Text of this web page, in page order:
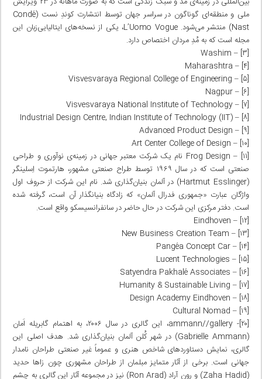
ملی و منطقه‌ای گوناگون در سراسر جهان توسط انتشارت کوندِ نست (Condé
Nast) منتشر می‌شود. L’Uomo Vogue، یکی از نسخه‌های ایتالیایی‌زبان این
مجله است که به مُدِ مردان اختصاص دارد.
[۳] – Washim
[۴] – Maharashtra
[۵] – Visvesvaraya Regional College of Engineering
[۶] – Nagpur
[۷] – Visvesvaraya National Institute of Technology
[۸] – Industrial Design Centre, Indian Institute of Technology (IIT)
[۹] – Advanced Product Design
[۱۰] – Art Center College of Design
[۱۱] – Frog Design نام یک شرکت معتبر جهانی در زمینه‌ی نوآوری و طراحی
صنعتی است که در سال ۱۹۶۹ توسط طراح صنعتی مشهور، هارتموت اِسلینگر
(Hartmut Esslinger) در آلمان بنیان‌گذاری شد. نام این شرکت از حروف اول
واژگان عبارت «جمهوری فدرال آلمان» که زادگاه بنیانگذار آن است، گرفته شده
است. دفتر مرکزی این شرکت در حال حاضر در سانفرانسیسکو واقع است.
[۱۲] – Eindhoven
[۱۳] – New Business Creation Team
[۱۴] – Pangéa Concept Car
[۱۵] – Lucent Technologies
[۱۶] – Satyendra Pakhalé Associates
[۱۷] – Humanity & Sustainable Living
[۱۸] – Design Academy Eindhoven
[۱۹] – Cultural Nomad
[۲۰]- ammann//gallery، این گالری در سال ۲۰۰۶، به اهتمام گابریله اَمان
(Gabrielle Ammann) در شهر کُلن آلمان بنیان‌گذاری شد. هدف اصلی این
گالری، نمایش دستاوردهای شاخص هنری و عموماً غیر صنعتی طراحان نامدار
جهانی است. برخی از آثار متمایز مبلمان از طراحان مشهوری چون زاها حدید
(Zaha Hadid) و رون آراد (Ron Arad) نیز در مجموعه‌ آثار این گالری به چشم